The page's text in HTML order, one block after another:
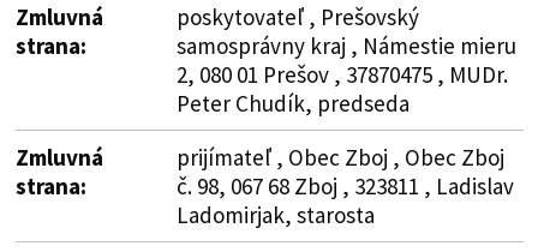
Zmluvná
strana:
poskytovateľ , Prešovský
samosprávny kraj , Námestie mieru
2, 080 01 Prešov , 37870475 , MUDr.
Peter Chudík, predseda
Zmluvná
strana:
prijímateľ , Obec Zboj , Obec Zboj
č. 98, 067 68 Zboj , 323811 , Ladislav
Ladomirjak, starosta